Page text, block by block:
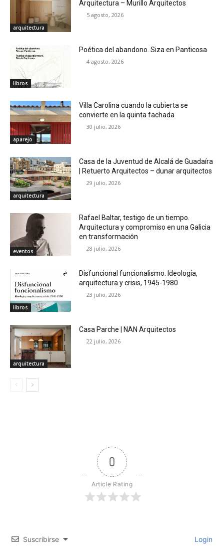
arquitectura
Arquitectura – Murillo Arquitectos
5 agosto, 2026
libros
Poética del abandono. Siza en Panticosa
4 agosto, 2026
aparejo
Villa Carolina cuando la cubierta se
convierte en la quinta fachada
30 julio, 2026
arquitectura
Casa de la Juventud de Alcalá de Guadaíra
| Retuerto Arquitectos – dunar arquitectos
29 julio, 2026
eventos
Rafael Baltar, testigo de un tiempo.
Arquitectura y compromiso en una Galicia
en transformación
28 julio, 2026
libros
Disfuncional funcionalismo. Ideología,
arquitectura y crisis, 1945-1980
23 julio, 2026
arquitectura
Casa Parche | NAN Arquitectos
22 julio, 2026
0
Article Rating
Suscribirse Login